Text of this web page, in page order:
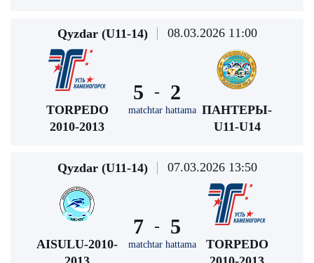
Qyzdar (U11-14) 08.03.2026 11:00
TORPEDO
2010-2013
5 -
matchtar hattama
2
ПАНТЕРЫ-
U11-U14
Qyzdar (U11-14) 07.03.2026 13:50
AISULU-2010-
7 -
matchtar hattama
5
TORPEDO